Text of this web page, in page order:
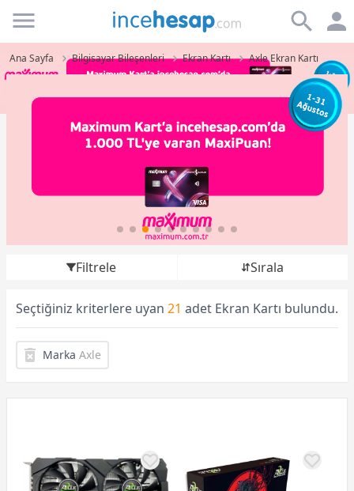
Incehesap
Ana Sayfa Bilgisayar Bileşenleri Ekran Kartı Axle Ekran Kartı
Filtrele Sırala
Seçtiğiniz kriterlere uyan 21 adet Ekran Kartı bulundu.
Marka Axle